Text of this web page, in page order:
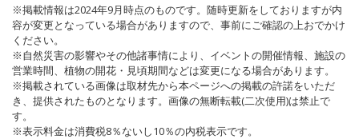
※掲載情報は2024年9月時点のものです。随時更新をしておりますが内
容が変更となっている場合がありますので、事前にご確認の上おでかけ
ください。
※自然災害の影響やその他諸事情により、イベントの開催情報、施設の
営業時間、植物の開花・見頃期間などは変更になる場合があります。
※掲載されている画像は取材先から本ページへの掲載の許諾をいただ
き、提供されたものとなります。画像の無断転載(二次使用)は禁止で
す。
※表示料金は消費税8％ないし10％の内税表示です。